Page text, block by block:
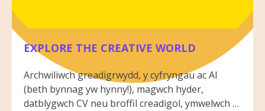
EXPLORE THE CREATIVE WORLD
Archwiliwch greadigrwydd, y cyfryngau ac AI
(beth bynnag yw hynny!), magwch hyder,
datblygwch CV neu broffil creadigol, ymwelwch â